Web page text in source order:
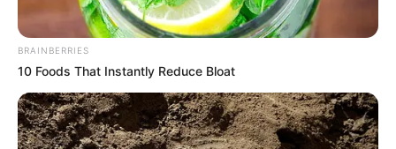
BRAINBERRIES
10 Foods That Instantly Reduce Bloat